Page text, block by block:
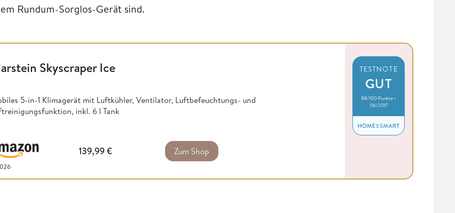
Rundum-Sorglos-Gerät sind.
Skyscraper Ice
5-in-1 Klimagerät mit Luftkühler, Ventilator, Luftbefeuchtungs- und
inkl. 6 l Tank
139,99€ Zum Shop
TESTNOTE
GUT
88/100 Punkte •
06/2017